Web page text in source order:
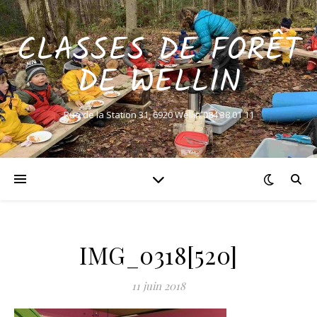
CLASSES DE FORÊT
DE WELLIN
Rue de la Station 31, 6920 Wellin 084 38 01 11
IMG_0318[520]
11 juin 2018